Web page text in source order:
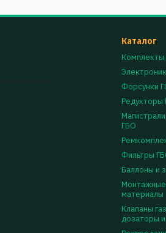
Каталог
Форсунки
Редукторы
ГБО
Фильтры
Баллоны и
материалы
Клапаны
дозаторы